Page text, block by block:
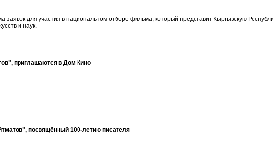
заявок для участия в национальном отборе фильма, который представит Кыргызскую
и наук.
приглашаются в Дом Кино
посвящённый 100-летию писателя